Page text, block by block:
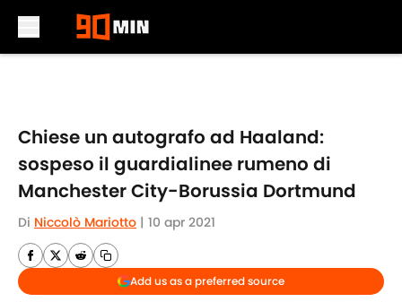
Chiese un autografo ad Haaland:
sospeso il guardialinee rumeno di
Manchester City-Borussia Dortmund
Di Niccolò Mariotto | 10 apr 2021
Add us as a preferred source